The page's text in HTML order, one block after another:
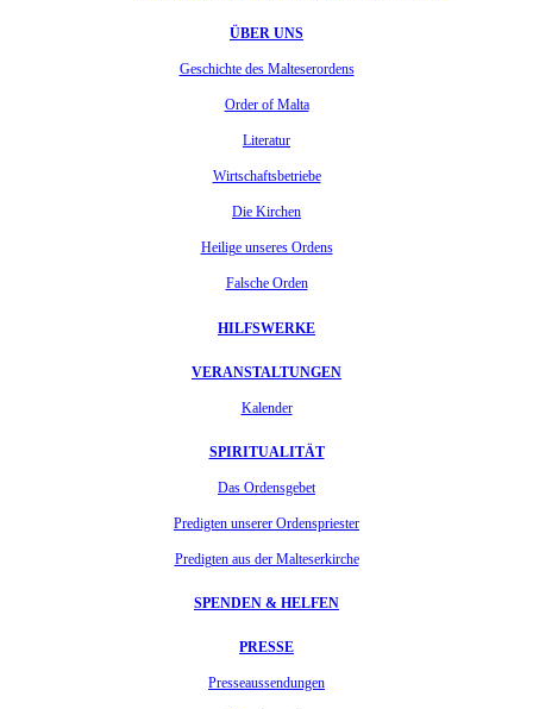
ÜBER UNS
Geschichte des Malteserordens
Order of Malta
Literatur
Wirtschaftsbetriebe
Die Kirchen
Heilige unseres Ordens
Falsche Orden
HILFSWERKE
VERANSTALTUNGEN
Kalender
SPIRITUALITÄT
Das Ordensgebet
Predigten unserer Ordenspriester
Predigten aus der Malteserkirche
SPENDEN & HELFEN
PRESSE
Presseaussendungen